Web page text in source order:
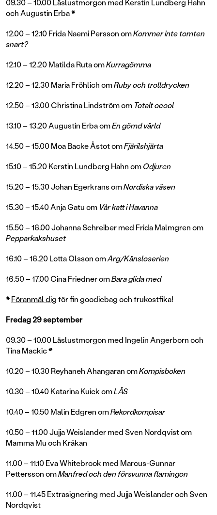
och Augustin Erba*
12.00 – 12.10 Frida Naemi Persson omKommer inte tomten
snart?
12.10 – 12.20 Matilda Ruta omKurragömma
12.20 – 12.30 Maria Fröhlich omRuby och trolldrycken
12.50 – 13.00 Christina Lindström om Totalt ocool
13.10 – 13.20 Augustin Erba omEn gömd värld
14.50 – 15.00 Moa Backe Åstot omFjärilshjärta
15.10 – 15.20 Kerstin Lundberg Hahn omOdjuren
15.20 – 15.30 Johan Egerkrans omNordiska väsen
15.30 – 15.40 Anja Gatu om Vår katt i Havanna
15.50 – 16.00 Johanna Schreiber med Frida Malmgren om
Pepparkakshuset
16.10 – 16.20 Lotta Olsson omArg/Känsloserien
16.50 – 17.00 Cina Friedner omBara glida med
*Föranmäl digför fin goodiebag och frukostfika!
Fredag 29 september
09.30 – 10.00 Läslustmorgon med Ingelin Angerborn och
Tina Mackic*
10.20 – 10.30 Reyhaneh Ahangaran omKompisboken
10.30 – 10.40 Katarina Kuick omLÄS
10.40 – 10.50 Malin Edgren omRekordkompisar
10.50 – 11.00 Jujja Weislander med Sven Nordqvist om
Mamma Mu och Kråkan
11.00 – 11.10 Eva Whitebrook med Marcus-Gunnar
Pettersson omManfred och den försvunna flamingon
11.00 – 11.45 Extrasignering med Jujja Weislander och Sven
Nordqvist